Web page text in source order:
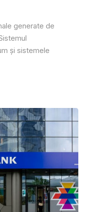
generate de
și sistemele